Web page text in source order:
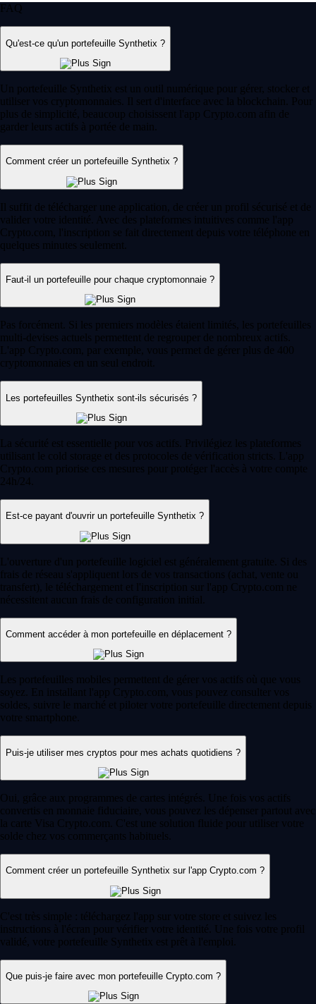
FAQ
Qu'est-ce qu'un portefeuille Synthetix ?
Un portefeuille Synthetix est un outil numérique pour gérer, stocker et
utiliser vos cryptomonnaies. Il sert d'interface avec la blockchain. Pour
plus de simplicité, beaucoup choisissent l'app Crypto.com afin de
garder leurs actifs à portée de main.
Comment créer un portefeuille Synthetix ?
Il suffit de télécharger une application, de créer un profil sécurisé et de
valider votre identité. Avec des plateformes intuitives comme l'app
Crypto.com, l'inscription se fait directement depuis votre téléphone en
quelques minutes seulement.
Faut-il un portefeuille pour chaque cryptomonnaie ?
Pas forcément. Si les premiers modèles étaient limités, les portefeuilles
multi-devises actuels permettent de regrouper de nombreux actifs.
L'app Crypto.com, par exemple, vous permet de gérer plus de 400
cryptomonnaies en un seul endroit.
Les portefeuilles Synthetix sont-ils sécurisés ?
La sécurité est essentielle pour vos actifs. Privilégiez les plateformes
utilisant le cold storage et des protocoles de vérification stricts. L'app
Crypto.com priorise ces mesures pour protéger l'accès à votre compte
24h/24.
Est-ce payant d'ouvrir un portefeuille Synthetix ?
L'ouverture d'un portefeuille logiciel est généralement gratuite. Si des
frais de réseau s'appliquent lors de vos transactions (achat, vente ou
transfert), le téléchargement et l'inscription sur l'app Crypto.com ne
nécessitent aucun frais de configuration initial.
Comment accéder à mon portefeuille en déplacement ?
Les portefeuilles mobiles permettent de gérer vos actifs où que vous
soyez. En installant l'app Crypto.com, vous pouvez consulter vos
soldes, suivre le marché et piloter votre portefeuille directement depuis
votre smartphone.
Puis-je utiliser mes cryptos pour mes achats quotidiens ?
Oui, grâce aux programmes de cartes intégrés. Une fois vos actifs
convertis en monnaie fiduciaire, vous pouvez les dépenser partout avec
la carte Visa Crypto.com. C'est une solution fluide pour utiliser votre
solde chez vos commerçants habituels.
Comment créer un portefeuille Synthetix sur l'app Crypto.com ?
C'est très simple : téléchargez l'app sur votre store et suivez les
instructions à l'écran pour vérifier votre identité. Une fois votre profil
validé, votre portefeuille Synthetix est prêt à l'emploi.
Que puis-je faire avec mon portefeuille Crypto.com ?